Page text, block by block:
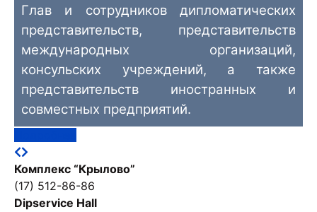
Глав и сотрудников дипломатических
представительств, представительств
международных организаций,
консульских учреждений, а также
представительств иностранных и
совместных предприятий.
Комплекс “Крылово”
(17) 512-86-86
Dipservice Hall